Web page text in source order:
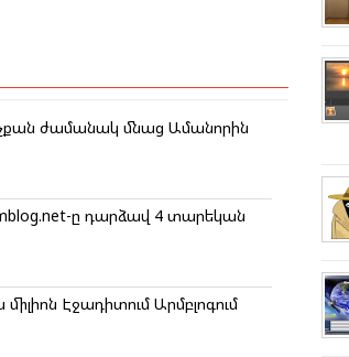
ժամանակ մնաց Ամանորին
ը դարձավ 4 տարեկան
միլիոն Էջադիտում Արմբլոգում